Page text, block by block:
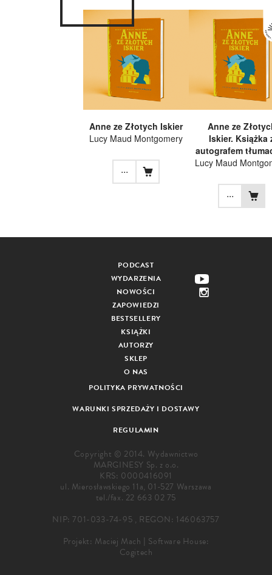
Anne ze Złotych Iskier
Lucy Maud Montgomery
...
Anne ze
Iskier. Książka
autografem
Lucy Maud
...
PODCAST
WYDARZENIA
NOWOŚCI
ZAPOWIEDZI
BESTSELLERY
KSIĄŻKI
AUTORZY
SKLEP
O NAS
POLITYKA PRYWATNOŚCI
WARUNKI SPRZEDAŻY I DOSTAWY
REGULAMIN
Copyright © 2014. Wydawnictwo
MARGINESY Sp. z o.o.
KRS: 0000416091
ul. Mierosławskiego 11a, 01-527 Warszawa
tel./fax. 22 663 02 75
NIP: 701-033-74-95 , REGON: 146063757
Projekt: Maciej Mach | Software House:
Cogitech